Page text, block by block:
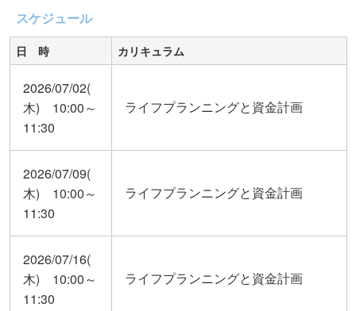
スケジュール
日 時 カリキュラム
2026/07/02(
木) 10:00～
11:30
ライフプランニングと資金計画
2026/07/09(
木) 10:00～
11:30
ライフプランニングと資金計画
2026/07/16(
木) 10:00～
11:30
ライフプランニングと資金計画